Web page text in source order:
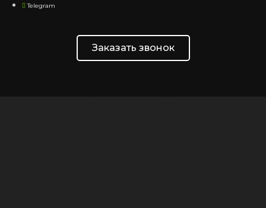
Telegram
Заказать звонок